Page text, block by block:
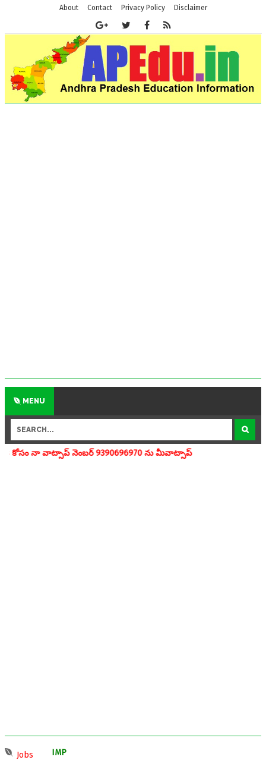
About Contact Privacy Policy Disclaimer
MENU
నెంబర్ 9390696970 ను మీవాట్సాప్ గ్రూపులో add చేయగలరు
Jobs